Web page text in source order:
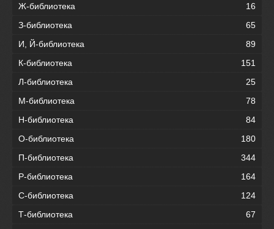
Ж-библиотека
16
З-библиотека
65
И, Й-библиотека
89
К-библиотека
151
Л-библиотека
25
М-библиотека
78
Н-библиотека
84
О-библиотека
180
П-библиотека
344
Р-библиотека
164
С-библиотека
124
Т-библиотека
67